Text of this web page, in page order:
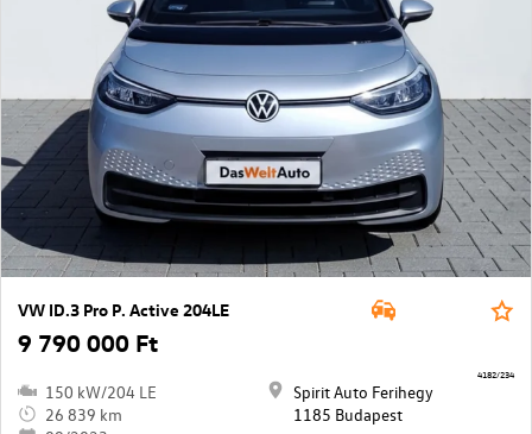
VW ID.3 Pro P. Active 204LE
9 790 000 Ft
150 kW/204 LE
26 839 km
Spirit Auto Ferihegy
1185 Budapest
4182/234